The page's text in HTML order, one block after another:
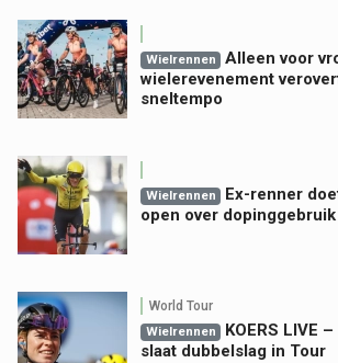
Wielrennen
Alleen voor
wielerevenement
sneltempo
Wielrennen
Ex-renner
open over
World Tour
Wielrennen
KOERS LIVE
slaat dubbelslag in Tour